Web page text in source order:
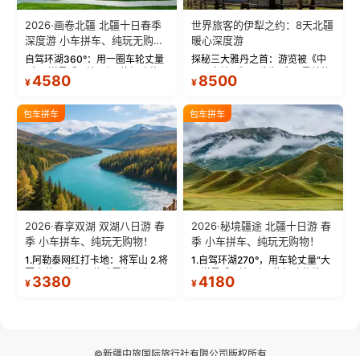
2026·画卷北疆 北疆十日春季
深度游 小车拼车、纯玩无购
物！
自驾环湖360°：用一圈车轮丈量
蓝。 赛湖旅拍：甄选多款风格服
绝美瞬间。 赛湖坦克300跟车视
频：专业摄影师...
¥4580
世界旅客的伊犁之约：8天北疆
暖心深度游
探秘三大雅丹之首：游览被《中
三大雅丹”第一名的克拉玛依魔鬼
瓦人最大村落——禾木村，欣赏
晨雾与小木...
¥ 8500
包车拼车
2026·春享双湖 双湖八日游 春
季 小车拼车、纯玩无购物！
1.阿勒泰网红打卡地：将军山 2.将
军山落日缆车，体验雪都风光 3.
将军山，夕阳派对，蹦迪party 4.
¥ 3380
包车拼车
2026·秘境疆途 北疆十日游 春
季 小车拼车、纯玩无购物！
1.自驾环湖270°，用车轮丈量“大
西洋最后一滴眼泪”的极致蔚蓝，
让雪山、花海与深邃湖水在转弯
¥4180